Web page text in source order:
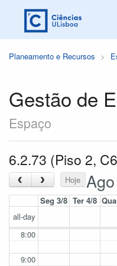
Planeamento e Recursos
Gestão de
Espaço
6.2.73 (Piso 2,
‹ › Hoje
Seg 3/8 Ter 4/8
all-day
8:00
9:00